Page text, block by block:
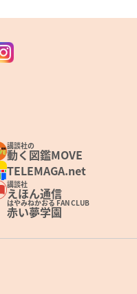
講談社の
動く図鑑MOVE
TELEMAGA.net
講談社
えほん通信
はやみねかおる FAN CLUB
赤い夢学園